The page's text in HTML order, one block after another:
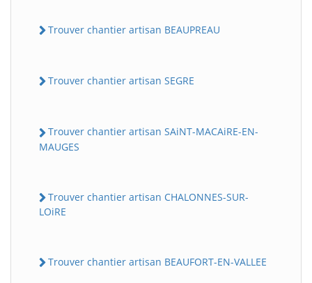
Trouver chantier artisan BEAUPREAU
Trouver chantier artisan SEGRE
Trouver chantier artisan SAiNT-MACAiRE-EN-
MAUGES
Trouver chantier artisan CHALONNES-SUR-
LOiRE
Trouver chantier artisan BEAUFORT-EN-VALLEE